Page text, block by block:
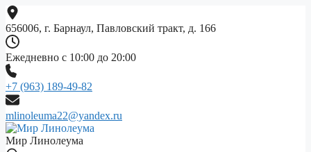
Перейти
к
содержимому
656006, г. Барнаул, Павловский тракт, д. 166
Ежедневно с 10:00 до 20:00
+7 (963) 189-49-82
mlinoleuma22@yandex.ru
Мир Линолеума